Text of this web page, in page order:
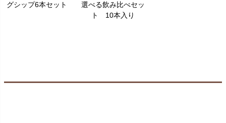
グシップ6本セット
選べる飲み比べセッ
ト 10本入り